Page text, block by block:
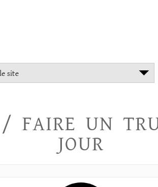
site
FAIRE UN
JOUR